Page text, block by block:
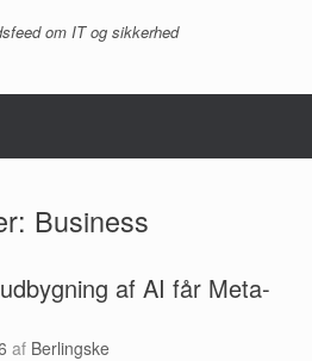
om IT og sikkerhed
Business
af AI får Meta-
af Berlingske